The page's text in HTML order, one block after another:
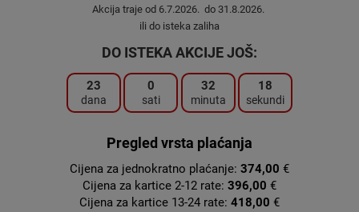
Akcija traje od 6.7.2026. do 31.8.2026.
ili do isteka zaliha
DO ISTEKA AKCIJE JOŠ:
23
dana
0
sati
32
minuta
17
sekundi
Pregled vrsta plaćanja
Cijena za jednokratno plaćanje: 374,00 €
Cijena za kartice 2-12 rate: 396,00 €
Cijena za kartice 13-24 rate: 418,00 €